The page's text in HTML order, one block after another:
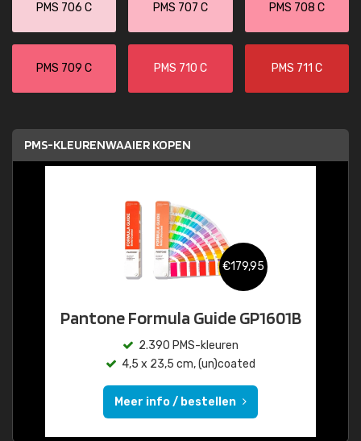
PMS 706 C PMS 707 C PMS 708 C
PMS 709 C PMS 710 C PMS 711 C
PMS-KLEURENWAAIER KOPEN
€179,95
Pantone Formula Guide GP1601B
2.390 PMS-kleuren
4,5 x 23,5 cm, (un)coated
Meer info / bestellen